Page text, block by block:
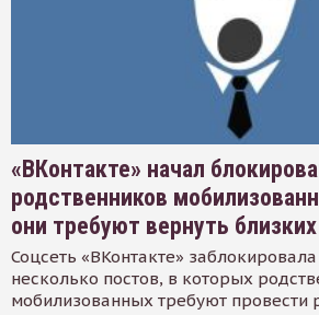
«ВКонтакте» начал
родственников
они требуют вернуть
Соцсеть «ВКонтакте»
несколько постов, в которых
мобилизованных требуют провести